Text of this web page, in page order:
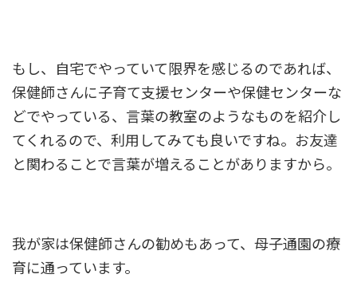
もし、自宅でやっていて限界を感じるのであれば、
保健師さんに子育て支援センターや保健センターな
どでやっている、言葉の教室のようなものを紹介し
てくれるので、利用してみても良いですね。お友達
と関わることで言葉が増えることがありますから。
我が家は保健師さんの勧めもあって、母子通園の療
育に通っています。